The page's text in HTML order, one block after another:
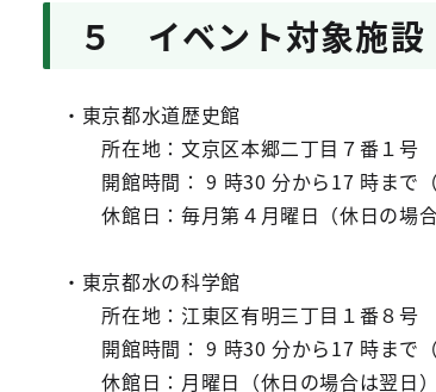
５ イベント対象施設
・東京都水道歴史館
所在地：文京区本郷二丁目７番１号
開館時間： 9 時30 分から17 時まで（
休館日：毎月第４月曜日（休日の場合
・東京都水の科学館
所在地：江東区有明三丁目１番８号
開館時間： 9 時30 分から17 時まで（
休館日：月曜日（休日の場合は翌日）